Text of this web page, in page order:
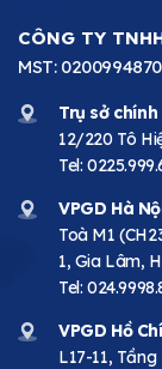
CÔNG TY
MST: 0200994870
Trụ sở chính
12/220 Tô
Tel:
VPGD Hà
Toà M1
1, Gia Lâm,
Tel:
VPGD Hồ
L17-11,